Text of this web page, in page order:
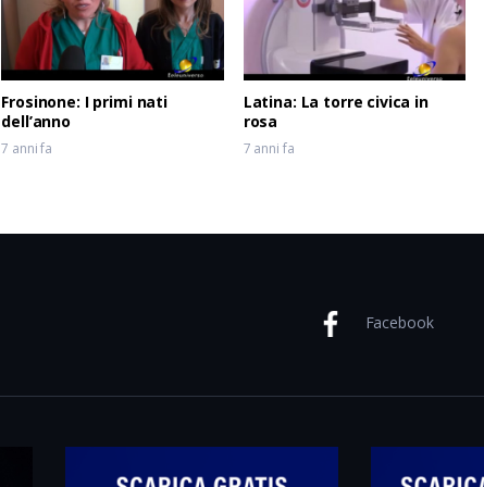
Frosinone: I primi nati
dell’anno
7 anni fa
Latina: La torre civica in
rosa
7 anni fa
Facebook